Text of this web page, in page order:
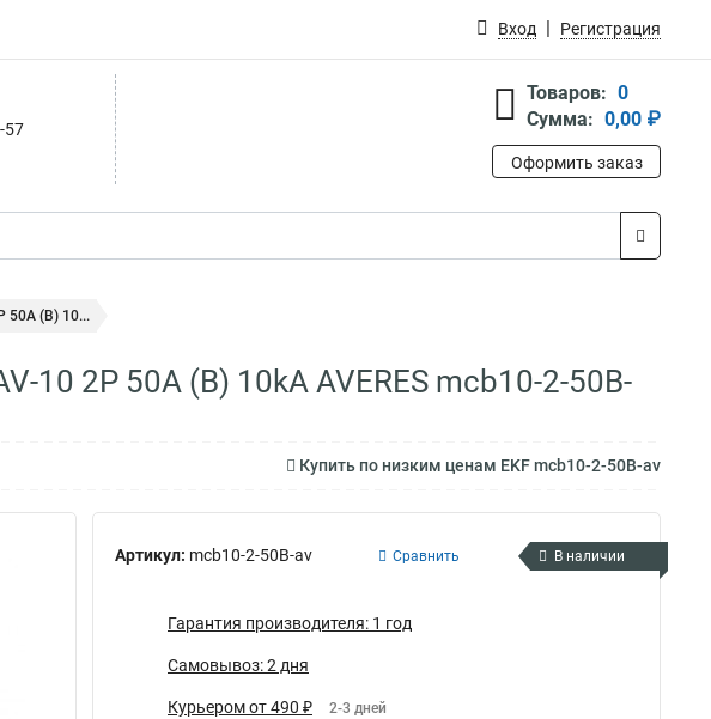
Вход Регистрация
57
Товаров: 0
Сумма: 0,00 ₽
Оформить заказ
50A (B) 10...
10 2P 50A (B) 10kA AVERES mcb10-2-50B-
Купить по низким ценам EKF mcb10-2-50B-av
Артикул: mcb10-2-50B-av Сравнить В наличии
Гарантия производителя: 1 год
Самовывоз: 2 дня
Курьером от 490 ₽ 2-3 дней